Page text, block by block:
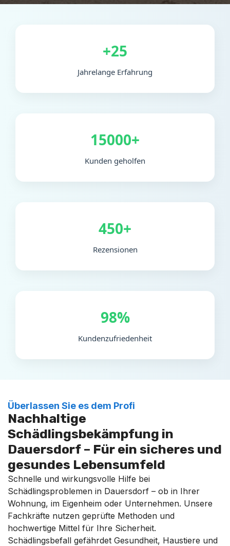
+25
Jahrelange Erfahrung
15000+
Kunden geholfen
450+
Rezensionen
98%
Kundenzufriedenheit
Überlassen Sie es dem Profi
Nachhaltige
Schädlingsbekämpfung in
Dauersdorf – Für ein sicheres und
gesundes Lebensumfeld
Schnelle und wirkungsvolle Hilfe bei
Schädlingsproblemen in Dauersdorf – ob in Ihrer
Wohnung, im Eigenheim oder Unternehmen. Unsere
Fachkräfte nutzen geprüfte Methoden und
hochwertige Mittel für Ihre Sicherheit.
Schädlingsbefall gefährdet Gesundheit, Haustiere und